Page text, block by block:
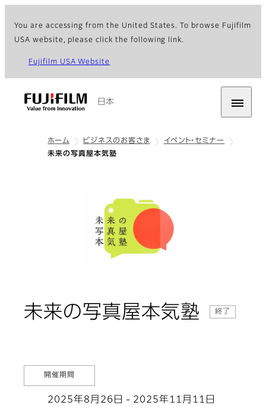
You are accessing from the United States. To browse Fujifilm
USA website, please click the following link.
Fujifilm USA Website
日本
ホーム ビジネスのお客さま
イベント・セミナー
未来の写真屋本気塾
未来の写真屋本気塾 終了
開催期間
2025年8月26日 - 2025年11月11日